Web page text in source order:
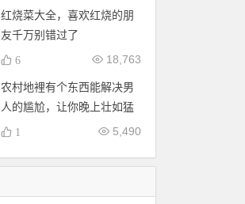
红烧菜大全，喜欢红烧的朋
友千万别错过了
18,763
6
农村地裡有个东西能解决男
人的尴尬，让你晚上壮如猛
牛床受不了
5,490
1